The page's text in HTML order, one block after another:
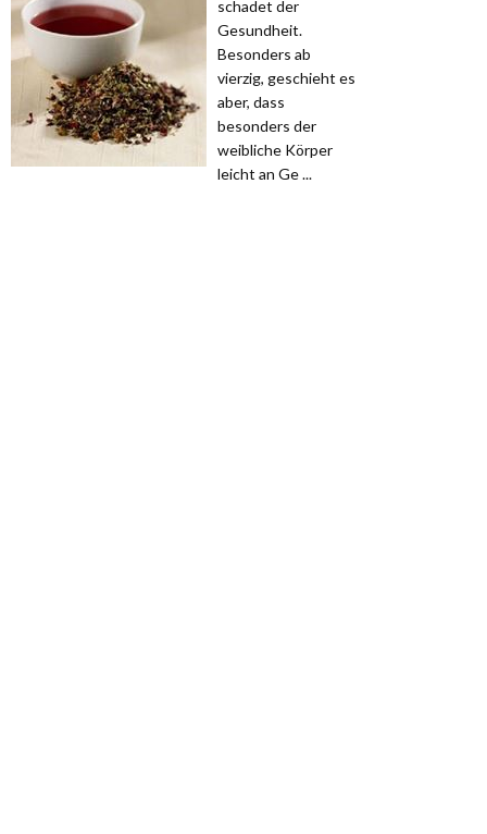
schadet der
Gesundheit.
Besonders ab
vierzig, geschieht es
aber, dass
besonders der
weibliche Körper
leicht an Ge ...